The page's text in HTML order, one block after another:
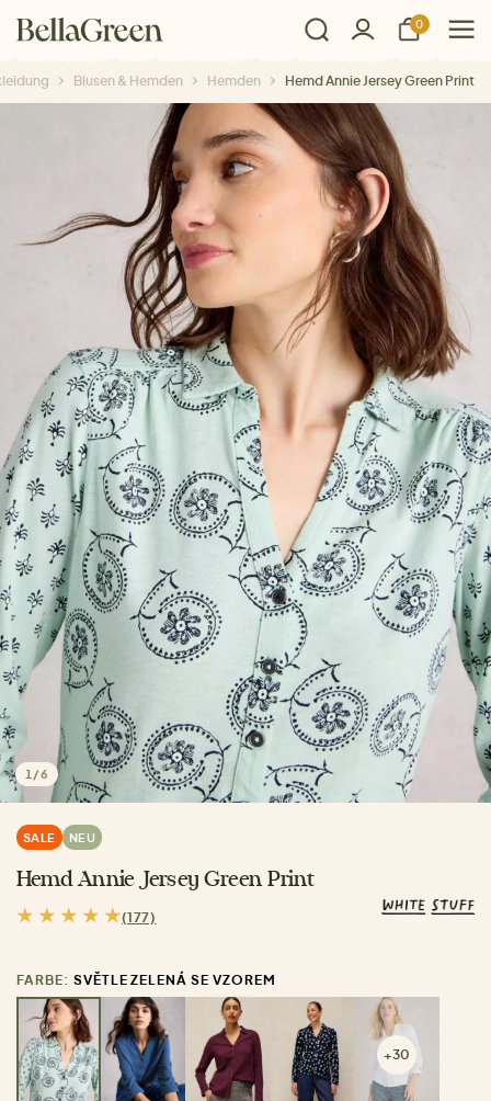
0
Blusen & Hemden Hemden Hemd Annie Jersey Green Print
1 /6
SALE NEU
Hemd Annie Jersey Green Print
(177)
FARBE: SVĚTLE ZELENÁ SE VZOREM
+30